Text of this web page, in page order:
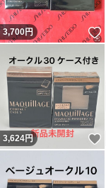
3,700円
3,624円